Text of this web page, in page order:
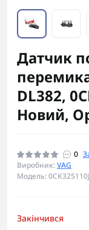
Датчик
DL382,
Новий,
0
Виробник:VAG
Модель: 0CK325110J
Закінчився